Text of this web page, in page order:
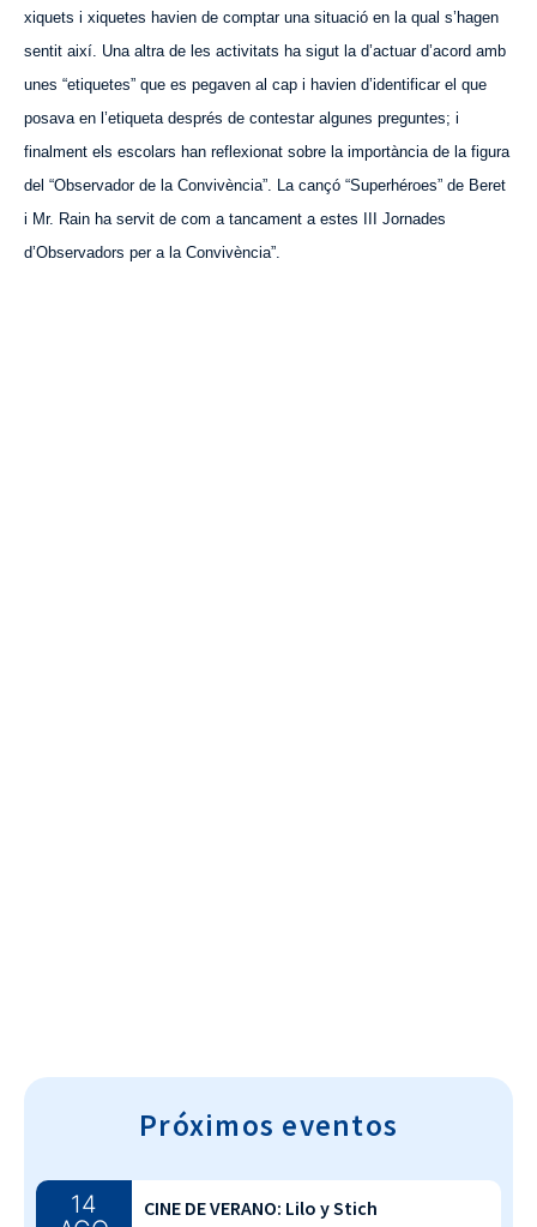
xiquets i xiquetes havien de comptar una situació en la qual s’hagen
sentit així. Una altra de les activitats ha sigut la d’actuar d’acord amb
unes “etiquetes” que es pegaven al cap i havien d’identificar el que
posava en l’etiqueta després de contestar algunes preguntes; i
finalment els escolars han reflexionat sobre la importància de la figura
del “Observador de la Convivència”. La cançó “Superhéroes” de Beret
i Mr. Rain ha servit de com a tancament a estes III Jornades
d’Observadors per a la Convivència”.
Próximos eventos
14
CINE DE VERANO: Lilo y Stich